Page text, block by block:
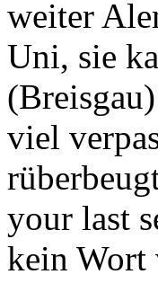
weiter
Uni, sie
viel
your last
kein Wort